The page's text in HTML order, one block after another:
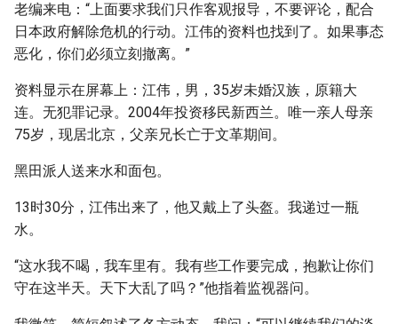
老编来电：“上面要求我们只作客观报导，不要评论，配合
日本政府解除危机的行动。江伟的资料也找到了。如果事态
恶化，你们必须立刻撤离。”
资料显示在屏幕上：江伟，男，35岁未婚汉族，原籍大
连。无犯罪记录。2004年投资移民新西兰。唯一亲人母亲
75岁，现居北京，父亲兄长亡于文革期间。
黑田派人送来水和面包。
13时30分，江伟出来了，他又戴上了头盔。我递过一瓶
水。
“这水我不喝，我车里有。我有些工作要完成，抱歉让你们
守在这半天。天下大乱了吗？”他指着监视器问。